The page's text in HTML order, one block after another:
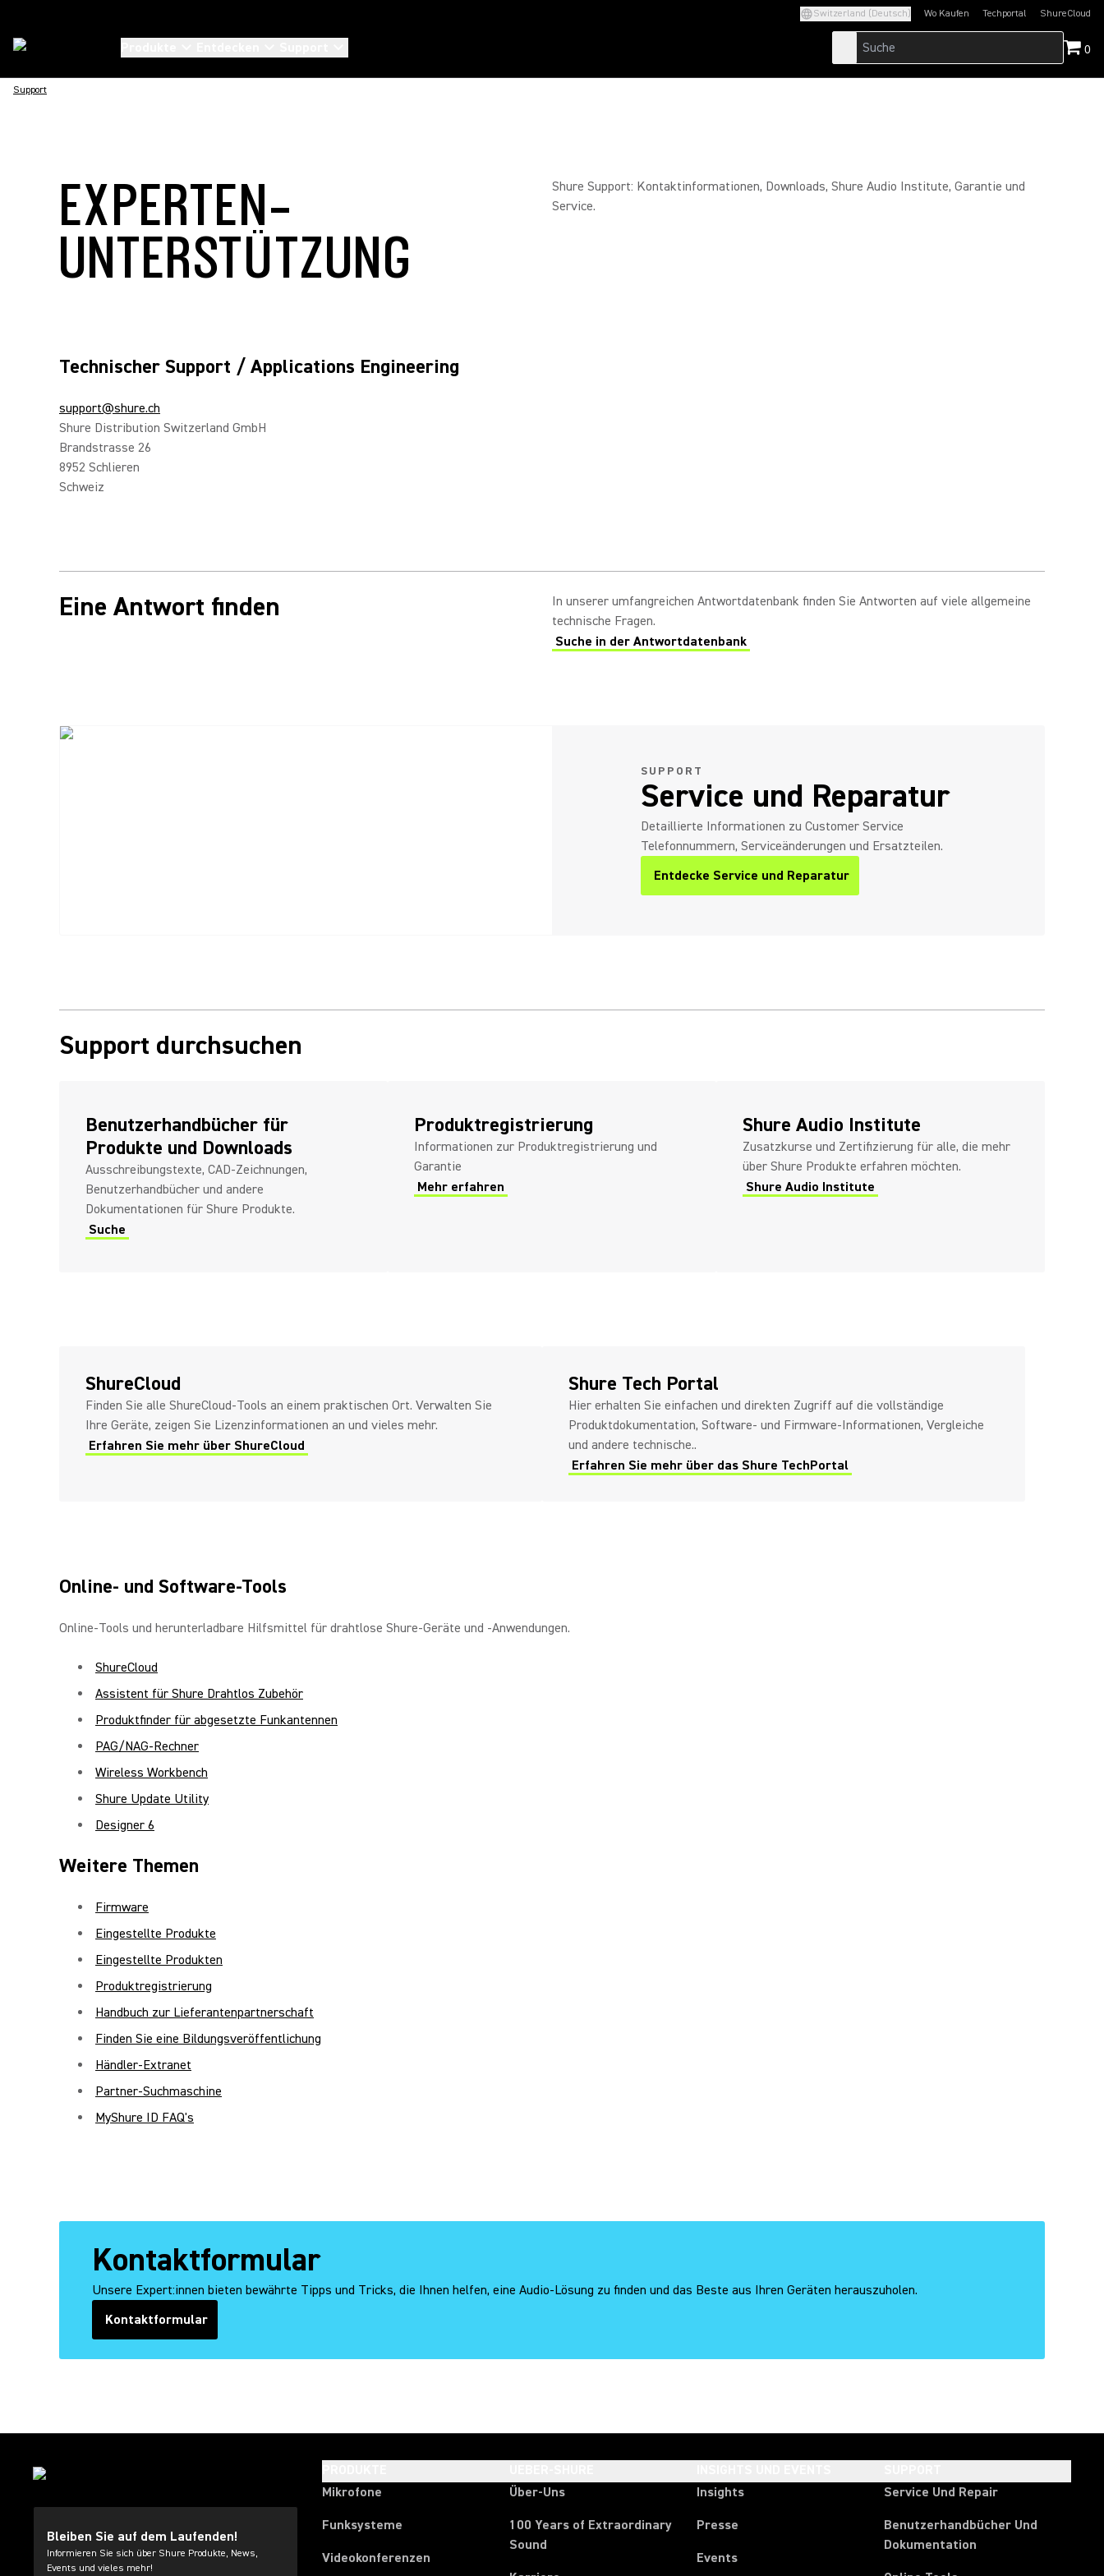
Switzerland (Deutsch) Wo Kaufen Techportal
(Opens in a new tab)ShureCloud
(Opens in a new
0
Support
EXPERTEN-
UNTERSTÜTZUNG
Shure Support: Kontaktinformationen, Downloads, Shure Audio Institute, Garantie und
Service.
Technischer Support / Applications Engineering
support@shure.ch
Shure Distribution Switzerland GmbH
Brandstrasse 26
8952 Schlieren
Schweiz
Eine Antwort finden
In unserer umfangreichen Antwortdatenbank finden Sie Antworten auf viele allgemeine
technische Fragen.
Suche in der Antwortdatenbank
(Opens in a new tab)
SUPPORT
Service und Reparatur
Detaillierte Informationen zu Customer Service
Telefonnummern, Serviceänderungen und Ersatzteilen.
Entdecke Service und Reparatur
Support durchsuchen
Benutzerhandbücher für
Produkte und Downloads
Ausschreibungstexte, CAD-Zeichnungen,
Benutzerhandbücher und andere
Dokumentationen für Shure Produkte.
Suche
Produktregistrierung
Informationen zur Produktregistrierung und
Garantie
Mehr erfahren
Shure Audio Institute
Zusatzkurse und Zertifizierung für alle, die mehr
über Shure Produkte erfahren möchten.
Shure Audio Institute
ShureCloud
Finden Sie alle ShureCloud-Tools an einem praktischen Ort. Verwalten Sie
Ihre Geräte, zeigen Sie Lizenzinformationen an und vieles mehr.
Erfahren Sie mehr über ShureCloud
Shure Tech Portal
Hier erhalten Sie einfachen und direkten Zugriff auf die vollständige
Produktdokumentation, Software- und Firmware-Informationen, Vergleiche
und andere technische..
Erfahren Sie mehr über das Shure TechPortal
Online- und Software-Tools
Online-Tools und herunterladbare Hilfsmittel für drahtlose Shure-Geräte und -Anwendungen.
ShureCloud
Assistent für Shure Drahtlos Zubehör
Produktfinder für abgesetzte Funkantennen
PAG/NAG-Rechner
Wireless Workbench
Shure Update Utility
Designer 6
Weitere Themen
Firmware
Eingestellte Produkte
Eingestellte Produkten
Produktregistrierung
Handbuch zur Lieferantenpartnerschaft
Finden Sie eine Bildungsveröffentlichung
Händler-Extranet
Partner-Suchmaschine
MyShure ID FAQ's
Kontaktformular
Unsere Expert:innen bieten bewährte Tipps und Tricks, die Ihnen helfen, eine Audio-Lösung zu finden und das Beste aus Ihren Geräten herauszuholen.
Kontaktformular
(Opens in a new tab)
Bleiben Sie auf dem Laufenden!
Informieren Sie sich über Shure Produkte, News,
Events und vieles mehr!
Mikrofone
Funksysteme
Videokonferenzen
Über-Uns
100 Years of Extraordinary
Sound
Insights
Presse
Events
Service Und Repair
Benutzerhandbücher Und
Dokumentation